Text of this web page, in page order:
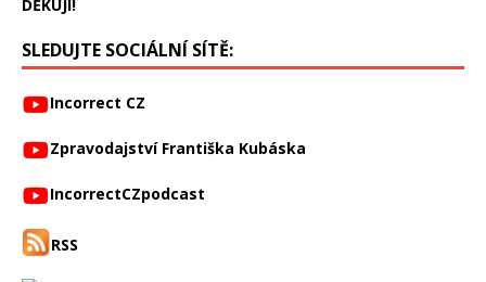
DĚKUJI!
SLEDUJTE SOCIÁLNÍ SÍTĚ:
Incorrect CZ
Zpravodajství Františka Kubáska
IncorrectCZpodcast
RSS